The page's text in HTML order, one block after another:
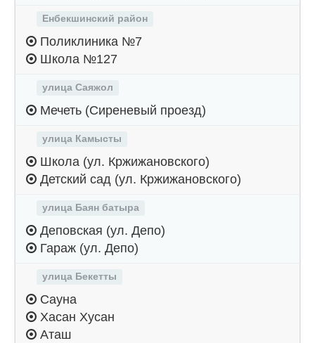
Енбекшинский район
Поликлиника №7
Школа №127
улица Саяжол
Мечеть (Сиреневый проезд)
улица Камысты
Школа (ул. Кржижановского)
Детский сад (ул. Кржижановского)
улица Баян батыра
Деповская (ул. Депо)
Гараж (ул. Депо)
улица Бекетты
Сауна
Хасан Хусан
Аташ